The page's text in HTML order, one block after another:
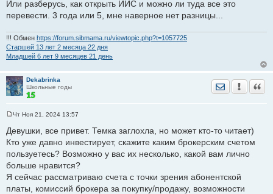
Или разберусь, как открыть ИИС и можно ли туда все это
перевести. 3 года или 5, мне наверное нет разницы...
!!! Обмен https://forum.sibmama.ru/viewtopic.php?t=1057725
Старшей 13 лет 2 месяца 22 дня
Младшей 6 лет 9 месяцев 21 день
Dekabrinka
Школьные годы
Отправить
о
б
е
н
е
Чт Ноя 21, 2024 13:57
Девушки, все привет. Темка заглохла, но может кто-то читает)
Кто уже давно инвестирует, скажите каким брокерским счетом
пользуетесь? Возможно у вас их несколько, какой вам лично
больше нравится?
Я сейчас рассматриваю счета с точки зрения абонентской
платы, комиссий брокера за покупку/продажу, возможности